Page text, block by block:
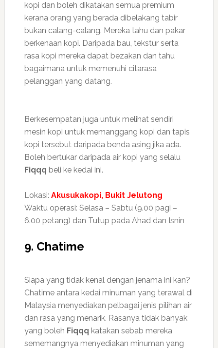
kopi dan boleh dikatakan semua premium
kerana orang yang berada dibelakang tabir
bukan calang-calang. Mereka tahu dan pakar
berkenaan kopi. Daripada bau, tekstur serta
rasa kopi mereka dapat bezakan dan tahu
bagaimana untuk memenuhi citarasa
pelanggan yang datang.
Berkesempatan juga untuk melihat sendiri
mesin kopi untuk memanggang kopi dan tapis
kopi tersebut daripada benda asing jika ada.
Boleh bertukar daripada air kopi yang selalu
Fiqqq beli ke kedai ini.
Lokasi: Akusukakopi, Bukit Jelutong
Waktu operasi: Selasa – Sabtu (9.00 pagi –
6.00 petang) dan Tutup pada Ahad dan Isnin
9. Chatime
Siapa yang tidak kenal dengan jenama ini kan?
Chatime antara kedai minuman yang terawal di
Malaysia menyediakan pelbagai jenis pilihan air
dan rasa yang menarik. Rasanya tidak banyak
yang boleh Fiqqq katakan sebab mereka
sememangnya menyediakan minuman yang